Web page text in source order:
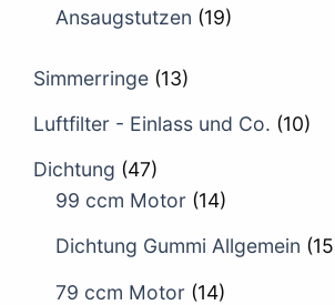
Ansaugstutzen (19)
Simmerringe (13)
Luftfilter - Einlass und Co. (10)
Dichtung (47)
99 ccm Motor (14)
Dichtung Gummi Allgemein
79 ccm Motor (14)